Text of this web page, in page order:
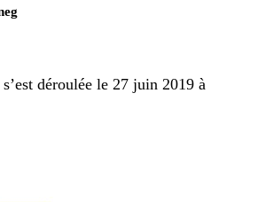
déroulée le 27 juin 2019 à